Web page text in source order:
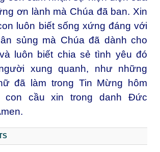
ơn lành mà Chúa đã ban. Xin
luôn biết sống xứng đáng với
sủng mà Chúa đã dành cho
luôn biết chia sẻ tình yêu đó
xung quanh, như những
đã làm trong Tin Mừng hôm
con cầu xin trong danh Đức